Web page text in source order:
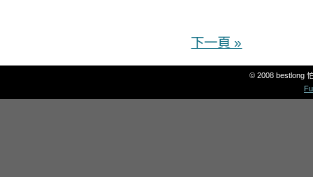
下一頁 »
© 2008 bestlong